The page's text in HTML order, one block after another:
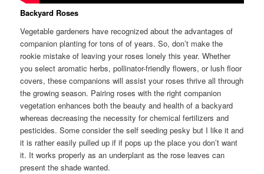
Backyard Roses
Vegetable gardeners have recognized about the advantages of
companion planting for tons of of years. So, don’t make the
rookie mistake of leaving your roses lonely this year. Whether
you select aromatic herbs, pollinator-friendly flowers, or lush floor
covers, these companions will assist your roses thrive all through
the growing season. Pairing roses with the right companion
vegetation enhances both the beauty and health of a backyard
whereas decreasing the necessity for chemical fertilizers and
pesticides. Some consider the self seeding pesky but I like it and
it is rather easily pulled up if if pops up the place you don’t want
it. It works properly as an underplant as the rose leaves can
present the shade wanted.